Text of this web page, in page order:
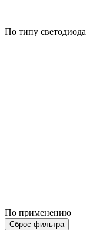
По типу светодиода
По применению
Сброс фильтра